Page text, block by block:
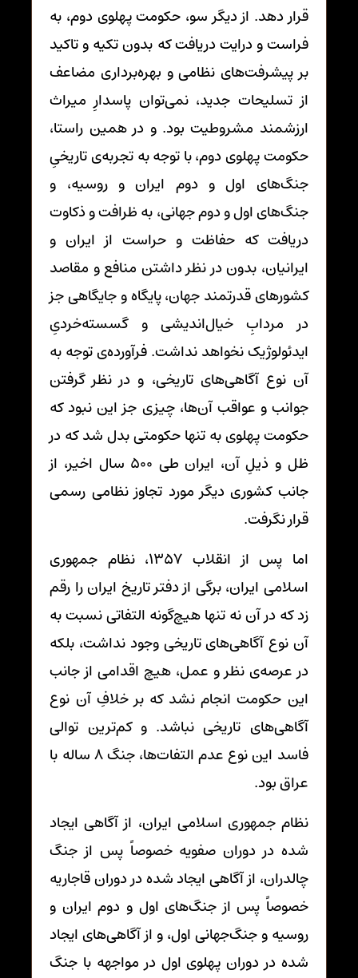
قرار دهد. از دیگر سو، حکومت پهلوی دوم، به
فراست و درایت دریافت که بدون تکیه و تاکید
بر پیشرفت‌های نظامی و بهره‌برداری مضاعف
از تسلیحات جدید، نمی‌توان پاسدارِ میراث
ارزشمند مشروطیت بود. و در همین راستا،
حکومت پهلوی دوم، با توجه به تجربه‌ی تاریخیِ
جنگ‌های اول و دوم ایران و روسیه، و
جنگ‌های اول و دوم جهانی، به ظرافت و ذکاوت
دریافت که حفاظت و حراست از ایران و
ایرانیان، بدون در نظر داشتن منافع و مقاصد
کشورهای قدرتمند جهان، پایگاه و جایگاهی جز
در مردابِ خیال‌اندیشی و گسسته‌خردیِ
ایدئولوژیک نخواهد نداشت. فرآورده‌ی توجه به
آن نوع آگاهی‌های تاریخی، و در نظر گرفتن
جوانب و عواقب آن‌ها، چیزی جز این نبود که
حکومت پهلوی به تنها حکومتی بدل شد که در
ظل و ذیلِ آن، ایران طی 500 سال اخیر، از
جانب کشوری دیگر مورد تجاوز نظامی رسمی
قرار نگرفت.
اما پس از انقلاب 1357، نظام جمهوری
اسلامی ایران، برگی از دفتر تاریخ ایران را رقم
زد که در آن نه تنها هیچ‌گونه التفاتی نسبت به
آن نوع آگاهی‌های تاریخی وجود نداشت، بلکه
در عرصه‌ی نظر و عمل، هیچ اقدامی از جانب
این حکومت انجام نشد که بر خلافِ آن نوع
آگاهی‌های تاریخی نباشد. و کم‌ترین توالی
فاسد این نوع عدم التفات‌ها، جنگ 8 ساله با
عراق بود.
نظام جمهوری اسلامی ایران، از آگاهی ایجاد
شده در دوران صفویه خصوصاً پس از جنگ
چالدران، از آگاهی ایجاد شده در دوران قاجاریه
خصوصاً پس از جنگ‌های اول و دوم ایران و
روسیه و جنگ‌جهانی اول، و از آگاهی‌های ایجاد
شده در دوران پهلوی اول در مواجهه با جنگ